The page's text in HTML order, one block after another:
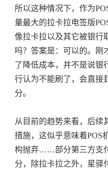
所以这种情况下，作为
量最大的拉卡拉电签版
像拉卡拉以及其它被银行
吗？答案是：可以的。刚
了降低成本，并不是说银
行认为不能刷了，会直接
分。
从目前的趋势来看，后续
措施，这似乎意味着POS
构抛弃……部分第三方支
分，除拉卡拉之外，星驿